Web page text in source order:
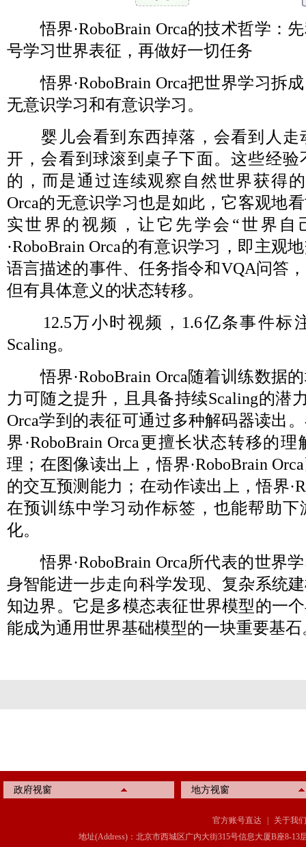
悟界·RoboBrain Orca的技术哲学：
号学习世界表征，再做好一切任务
悟界·RoboBrain Orca把世界学习拆
无意识学习和有意识学习。
婴儿会看到东西掉落，会看到人走
开，会看到球滚到桌子下面。这些经验
的，而是通过连续观察自然世界获得的
Orca的无意识学习也是如此，它客观地
实世界的视频，让它先学会“世界自
·RoboBrain Orca的有意识学习，即主观
语言描述的事件、任务指令和VQA问答
但有具体意义的状态转移。
12.5万小时视频，1.6亿条事件标
Scaling。
悟界·RoboBrain Orca随着训练数据
力可随之提升，且具备持续Scaling的潜
Orca学到的表征可通过多种解码器读出
界·RoboBrain Orca更擅长状态转移的
理；在图像读出上，悟界·RoboBrain
的交互预测能力；在动作读出上，悟界
在预训练中学习动作标签，也能帮助下
化。
悟界·RoboBrain Orca所代表的世界
身智能进一步走向科学发现、复杂系统
知边界。它是多模态表征世界模型的一
能成为通用世界基础模型的一块重要基石
政府视窗 地方视窗
官方账号直达 |
关于我们
地址(Address)：北京市西城区广内大街315号信息大厦B座8-13